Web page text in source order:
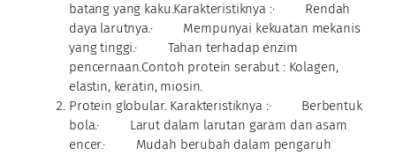
batang yang kaku.Karakteristiknya :· Rendah
daya larutnya.· Mempunyai kekuatan mekanis
yang tinggi.· Tahan terhadap enzim
pencernaan.Contoh protein serabut : Kolagen,
elastin, keratin, miosin.
Protein globular. Karakteristiknya :· Berbentuk
bola.· Larut dalam larutan garam dan asam
encer.· Mudah berubah dalam pengaruh